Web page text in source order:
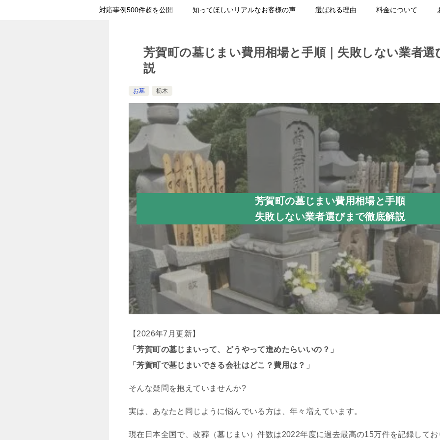
対応事例500件超を公開 知ってほしいリアルなお客様の声 選ばれる理由 料金について
芳賀町の墓じまい費用相場と手順｜失敗しない業者選
説
お墓 栃木
芳賀町の墓じまい費用相場と手順
失敗しない業者選びまで徹底解説
【2026年7月更新】
「芳賀町の墓じまいって、どうやって進めたらいいの？」
「芳賀町で墓じまいできる会社はどこ？費用は？」
そんな疑問を抱えていませんか?
実は、あなたと同じように悩んでいる方は、年々増えています。
現在日本全国で、改葬（墓じまい）件数は2022年度に過去最高の15万件を記録してお